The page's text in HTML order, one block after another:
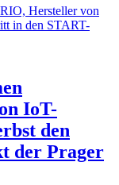
IoT-
den
der Prager